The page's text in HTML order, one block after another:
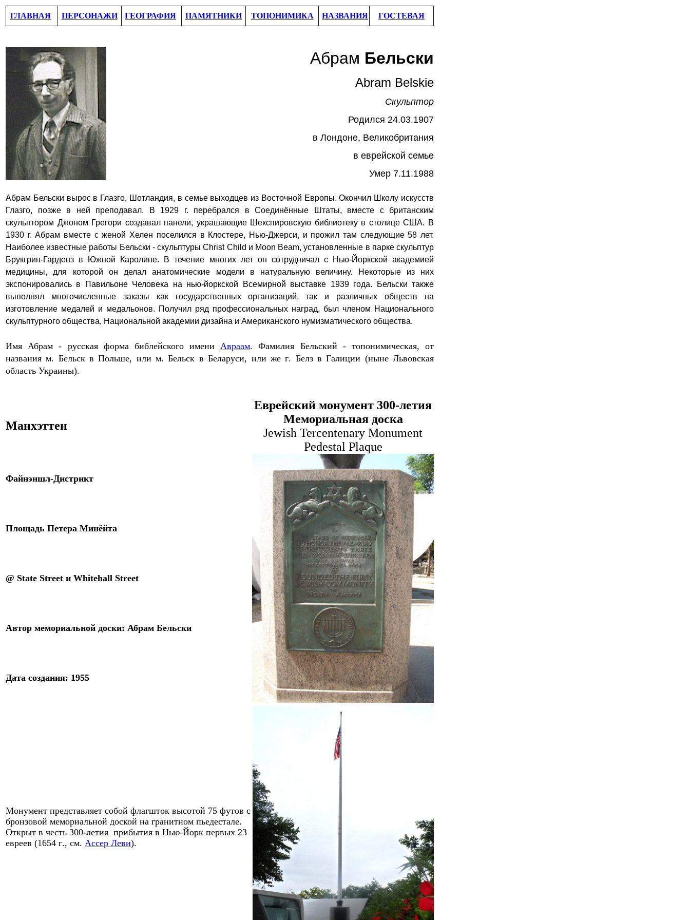
ГЛАВНАЯ ПЕРСОНАЖИ ГЕОГРАФИЯ ПАМЯТНИКИ ТОПОНИМИКА НАЗВАНИЯ ГОСТЕВАЯ
Абрам Бельски
Abram Belskie
Скульптор
Родился 24.03.1907
в Лондоне, Великобритания
в еврейской семье
Умер 7.11.1988
Абрам Бельски вырос в Глазго, Шотландия, в семье выходцев из Восточной Европы. Окончил Школу искусств
Глазго, позже в ней преподавал. В 1929 г. перебрался в Соединённые Штаты, вместе с британским
скульптором Джоном Грегори создавал панели, украшающие Шекспировскую библиотеку в столице США. В
1930 г.Абрам вместе с женой Хелен поселился в Клостере, Нью-Джерси, и прожил там следующие 58 лет.
Наиболее известные работы Бельски - скульптуры Christ Child и Moon Beam,установленные в парке скульптур
Брукгрин-Гарденз в Южной Каролине.
В течение многих лет он сотрудничал с Нью-Йоркской академией
медицины,
для которой он делал анатомические модели в натуральную величину. Некоторые из них
экспонировались в Павильоне Человека на нью-йоркской Всемирной выставке 1939 года. Бельски также
выполнял многочисленные заказы как государственных организаций, так и различных обществ на
изготовление медалей и медальонов. Получил ряд профессиональных наград, был членом Национального
скульптурного общества, Национальной академии дизайна и Американского нумизматического общества.
Имя Абрам - русская форма библейского имениАвраам. Фамилия Бельский - топонимическая, от
названия м. Бельск в Польше, или м. Бельск в Беларуси, или жег. Белз в Галиции (ныне Львовская
область Украины).
Манхэттен
Еврейский монумент 300-летия
Мемориальная доска
Jewish Tercentenary Monument
Pedestal Plaque
Файнэншл-Дистрикт
Площадь Петера Минёйта
@ State Street и Whitehall Street
Автор мемориальной доски: Абрам Бельски
Дата создания: 1955
Монумент представляет собой флагшток высотой 75 футов с
бронзовой мемориальной доской на гранитном пьедестале.
Открыт в честь 300-летия прибытия в Нью-Йорк первых 23
евреев (1654 г., см. Ассер Леви).